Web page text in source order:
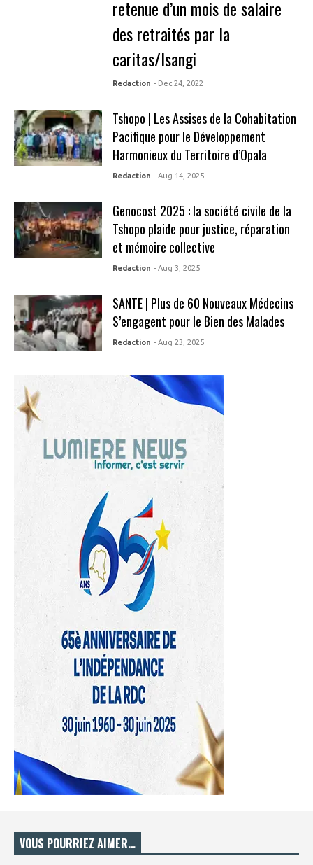
retenue d’un mois de salaire
des retraités par la
caritas/Isangi
Redaction - Dec 24, 2022
Tshopo | Les Assises de la Cohabitation
Pacifique pour le Développement
Harmonieux du Territoire d’Opala
Redaction - Aug 14, 2025
Genocost 2025 : la société civile de la
Tshopo plaide pour justice, réparation
et mémoire collective
Redaction - Aug 3, 2025
SANTE | Plus de 60 Nouveaux Médecins
S’engagent pour le Bien des Malades
Redaction - Aug 23, 2025
VOUS POURRIEZ AIMER…